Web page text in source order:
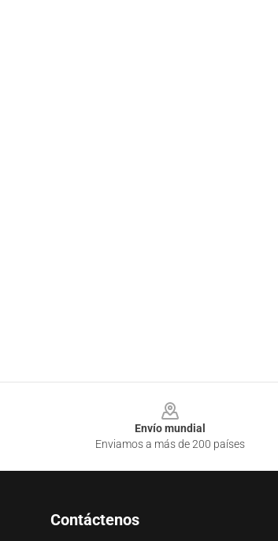
Envío mundial
Enviamos a más de 200 países
Contáctenos